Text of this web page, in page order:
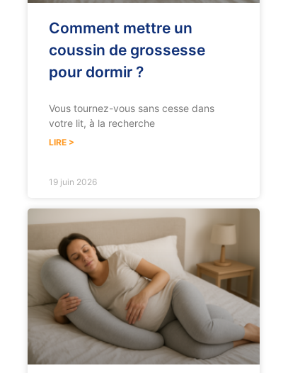
Comment mettre un
coussin de grossesse
pour dormir ?
Vous tournez-vous sans cesse dans
votre lit, à la recherche
LIRE >
19 juin 2026